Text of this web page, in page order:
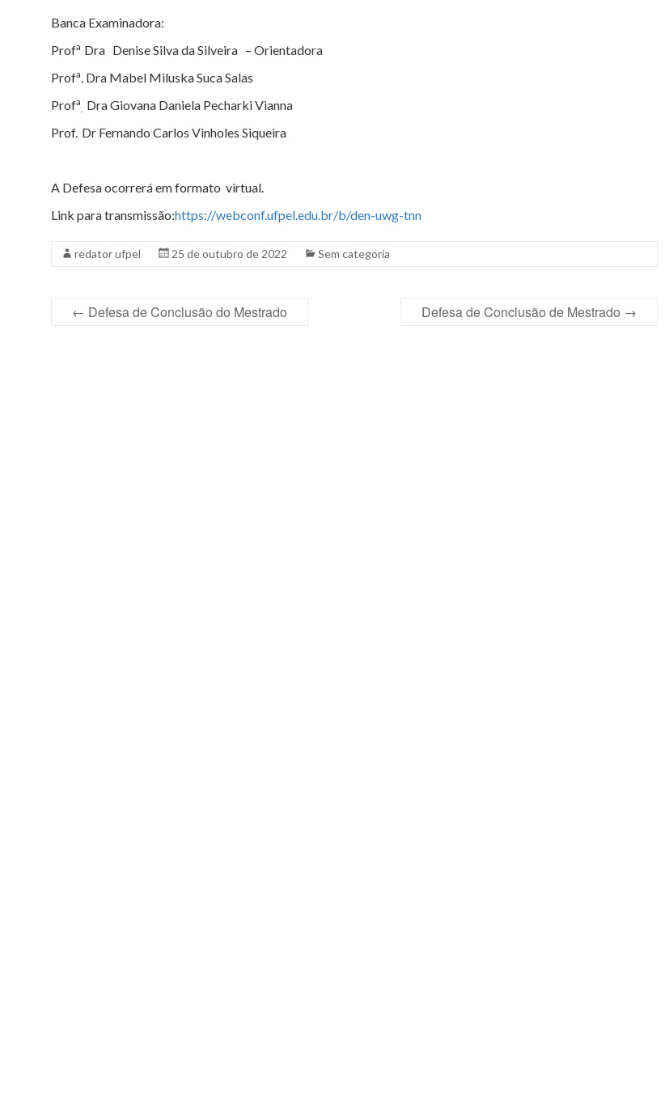
Banca Examinadora:
Profa Dra Denise Silva da Silveira – Orientadora
Profa. Dra Mabel Miluska Suca Salas
Profa
. Dra Giovana Daniela Pecharki Vianna
Prof. Dr Fernando Carlos Vinholes Siqueira
A Defesa ocorrerá em formato virtual.
Link para transmissão:https://webconf.ufpel.edu.br/b/den-uwg-tnn
redator ufpel 25 de outubro de 2022 Sem categoria
← Defesa de Conclusão do Mestrado Defesa de Conclusão de Mestrado →